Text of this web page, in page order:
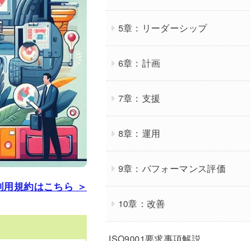
用規約はこちら ＞
5章：リーダーシップ
6章：計画
7章：支援
8章：運用
9章：パフォーマンス評価
10章：改善
ISO9001要求事項解説